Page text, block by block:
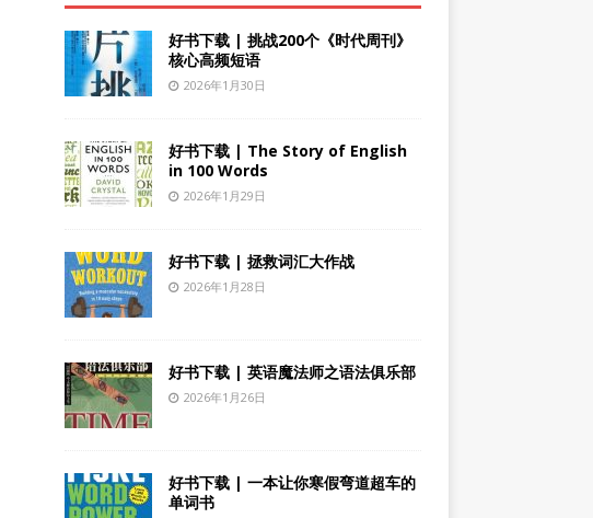
好书下载 | 挑战200个《时代周刊》
核心高频短语
2026年1月30日
好书下载 | The Story of English
in 100 Words
2026年1月29日
好书下载 | 拯救词汇大作战
2026年1月28日
好书下载 | 英语魔法师之语法俱乐部
2026年1月26日
好书下载 | 一本让你寒假弯道超车的
单词书